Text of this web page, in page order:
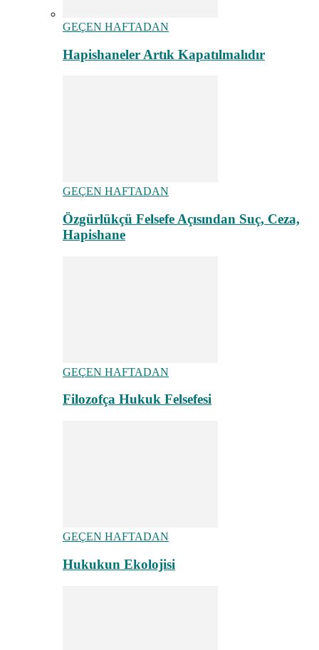
GEÇEN HAFTADAN
Hapishaneler Artık Kapatılmalıdır
GEÇEN HAFTADAN
Özgürlükçü Felsefe Açısından Suç, Ceza,
Hapishane
GEÇEN HAFTADAN
Filozofça Hukuk Felsefesi
GEÇEN HAFTADAN
Hukukun Ekolojisi